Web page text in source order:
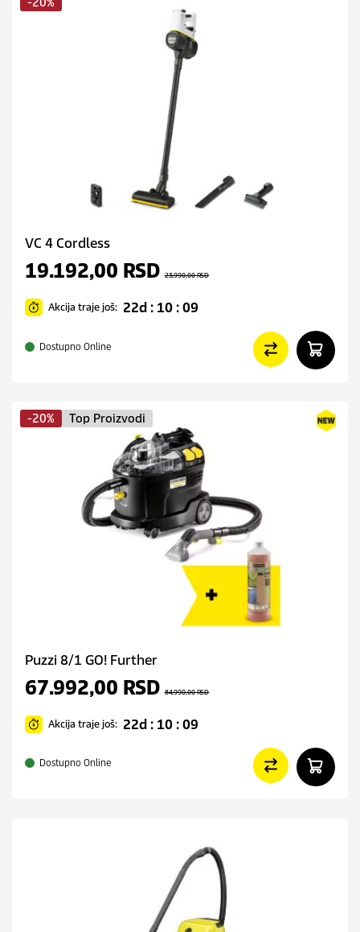
VC 4 Cordless
19.192,00 RSD 23.990,00RSD
Akcija traje još: 22d : 10 : 09
Dostupno Online
-20% Top Proizvodi
Puzzi 8/1 GO! Further
67.992,00 RSD 84.990,00RSD
Akcija traje još: 22d : 10 : 09
Dostupno Online